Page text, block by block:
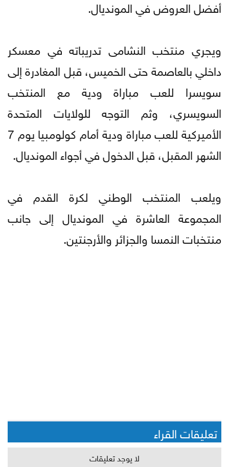
أفضل العروض في المونديال.
ويجري منتخب النشامى تدريباته في معسكر
داخلي بالعاصمة حتى الخميس، قبل المغادرة إلى
سويسرا للعب مباراة ودية مع المنتخب
السويسري، وثم التوجه للولايات المتحدة
الأميركية للعب مباراة ودية أمام كولومبيا يوم 7
الشهر المقبل، قبل الدخول في أجواء المونديال.
ويلعب المنتخب الوطني لكرة القدم في
المجموعة العاشرة في المونديال إلى جانب
منتخبات النمسا والجزائر والأرجنتين.
تعليقات القراء
لا يوجد تعليقات